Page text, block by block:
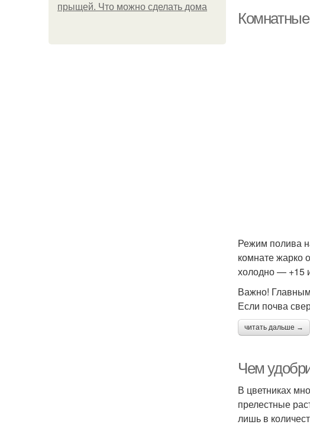
прыщей. Что можно сделать дома
Режим полива
комнате жарко
холодно — +15
Важно! Главным
Если почва
читать дальше →
Чем
В цветниках
прелестные
лишь в